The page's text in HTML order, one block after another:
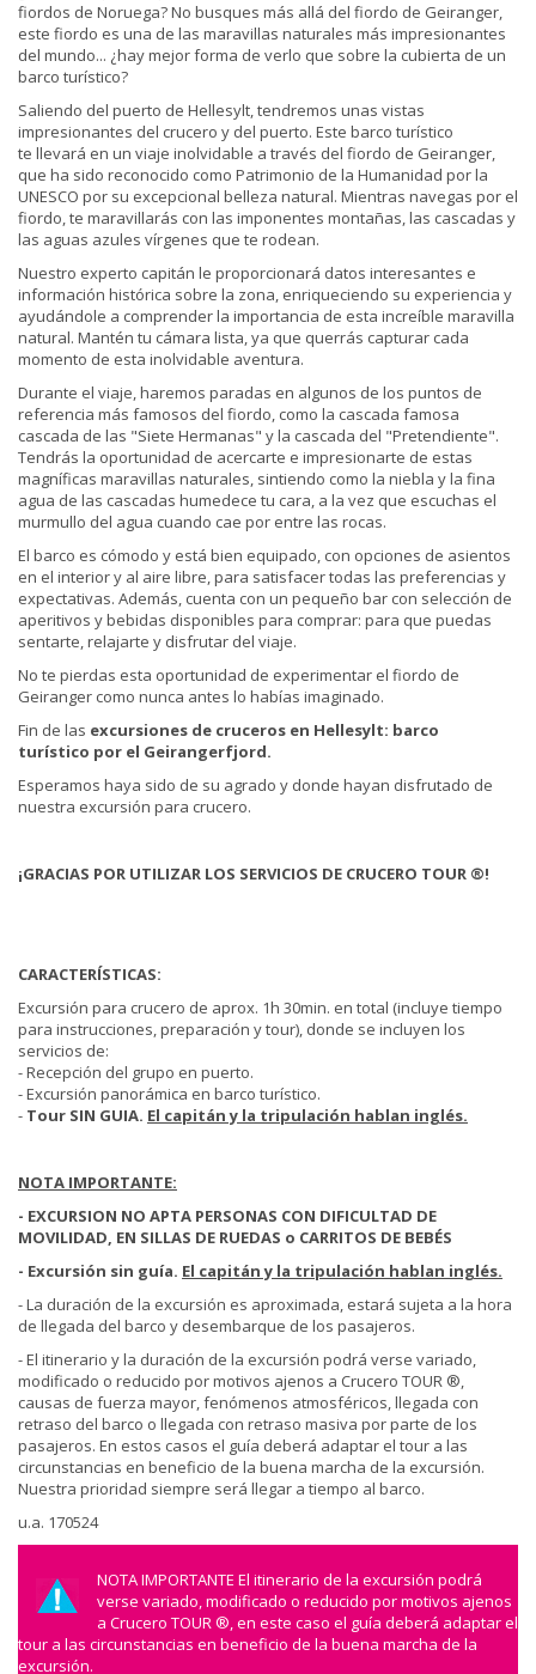
fiordos de Noruega? No busques más allá del fiordo de Geiranger,
este fiordo es una de las maravillas naturales más impresionantes
del mundo... ¿hay mejor forma de verlo que sobre la cubierta de un
barco turístico?
Saliendo del puerto de Hellesylt, tendremos unas vistas
impresionantes del crucero y del puerto. Este barco turístico
te llevará en un viaje inolvidable a través del fiordo de Geiranger,
que ha sido reconocido como Patrimonio de la Humanidad por la
UNESCO por su excepcional belleza natural. Mientras navegas por el
fiordo, te maravillarás con las imponentes montañas, las cascadas y
las aguas azules vírgenes que te rodean.
Nuestro experto capitán le proporcionará datos interesantes e
información histórica sobre la zona, enriqueciendo su experiencia y
ayudándole a comprender la importancia de esta increíble maravilla
natural. Mantén tu cámara lista, ya que querrás capturar cada
momento de esta inolvidable aventura.
Durante el viaje, haremos paradas en algunos de los puntos de
referencia más famosos del fiordo, como la cascada famosa
cascada de las "Siete Hermanas" y la cascada del "Pretendiente".
Tendrás la oportunidad de acercarte e impresionarte de estas
magníficas maravillas naturales, sintiendo como la niebla y la fina
agua de las cascadas humedece tu cara, a la vez que escuchas el
murmullo del agua cuando cae por entre las rocas.
El barco es cómodo y está bien equipado, con opciones de asientos
en el interior y al aire libre, para satisfacer todas las preferencias y
expectativas. Además, cuenta con un pequeño bar con selección de
aperitivos y bebidas disponibles para comprar: para que puedas
sentarte, relajarte y disfrutar del viaje.
No te pierdas esta oportunidad de experimentar el fiordo de
Geiranger como nunca antes lo habías imaginado.
Fin de las excursiones de cruceros en Hellesylt: barco
turístico por el Geirangerfjord.
Esperamos haya sido de su agrado y donde hayan disfrutado de
nuestra excursión para crucero.
¡GRACIAS POR UTILIZAR LOS SERVICIOS DE CRUCERO TOUR ®!
CARACTERÍSTICAS:
Excursión para crucero de aprox. 1h 30min. en total (incluye tiempo
para instrucciones, preparación y tour), donde se incluyen los
servicios de:
- Recepción del grupo en puerto.
- Excursión panorámica en barco turístico.
- Tour SIN GUIA. El capitán y la tripulación hablan inglés.
NOTA IMPORTANTE:
- EXCURSION NO APTA PERSONAS CON DIFICULTAD DE
MOVILIDAD, EN SILLAS DE RUEDAS o CARRITOS DE BEBÉS
- Excursión sin guía. El capitán y la tripulación hablan inglés.
- La duración de la excursión es aproximada, estará sujeta a la hora
de llegada del barco y desembarque de los pasajeros.
- El itinerario y la duración de la excursión podrá verse variado,
modificado o reducido por motivos ajenos a Crucero TOUR ®,
causas de fuerza mayor, fenómenos atmosféricos, llegada con
retraso del barco o llegada con retraso masiva por parte de los
pasajeros. En estos casos el guía deberá adaptar el tour a las
circunstancias en beneficio de la buena marcha de la excursión.
Nuestra prioridad siempre será llegar a tiempo al barco.
u.a. 170524
NOTA IMPORTANTE El itinerario de la excursión podrá
verse variado, modificado o reducido por motivos ajenos
a Crucero TOUR ®, en este caso el guía deberá adaptar el
tour a las circunstancias en beneficio de la buena marcha de la
excursión.